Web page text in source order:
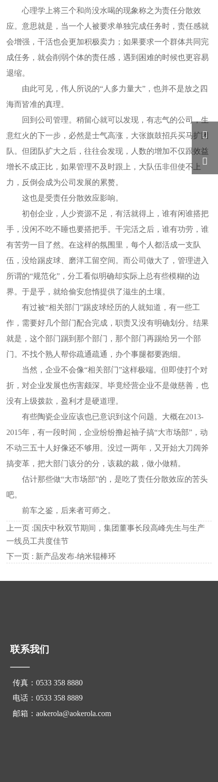
心理学上将三个和尚没水喝的现象称之为责任分散效
应。意思就是，当一个人被要求单独完成任务时，责任感就
会增强，干活也会更加积极卖力；如果要求一个群体共同完
成任务，就会削弱个体的责任感，遇到困难的时候也更容易
退缩。
由此可见，伟人所说的“人多力量大”，也并不是放之四
海而皆准的真理。
回到公司管理。稍留心就可以发现，有志气的公司，生
意红火的下一步，必然是士气高涨，大张旗鼓招兵买马扩团
队。但团队扩大之后，往往会发现，人数的增加不仅跟效益
增长不成正比，如果管理不及时跟上，大队伍非但使不上
力，反倒会成为公司发展的累赘。
这也是受责任分散效应影响。
初创企业，人少资源不足，有活就得上，谁有闲谁搭把
手，没闲不吃不睡也要搭把手。干完活之后，谁有功劳，谁
有苦劳一目了然。在这样的氛围里，每个人都活成一支队
伍，没给踢皮球、磨洋工留空间。而公司做大了，管理进入
所谓的“规范化”，分工看似明确却实际上总有些模糊的边
界。于是乎，就给偷安怠惰提供了滋生的土壤。
有过被“相关部门”踢皮球经历的人就知道，有一些工
作，需要好几个部门配合完成，职责又没有明确划分。结果
就是，这个部门踢到那个部门，那个部门再踢给另一个部
门。不找个熟人帮你疏通疏通，办个事腿都要跑细。
当然，企业不会像“相关部门”这样极端。但即使打个对
折，对企业发展也伤害颇深。毕竟经营企业不是做慈善，也
没有上级拨款，盈利才是硬道理。
有些陶瓷企业应该也已意识到这个问题。大概在2013-
2015年，有一段时间，企业纷纷撸起袖子搞“大市场部”，动
不动三五十人好像还不够用。没过一两年，又开始大刀阔斧
搞变革，把大部门该分的分，该裁的裁，做小做精。
估计那些做“大市场部”的，是吃了责任分散效应的苦头
吧。
前车之鉴，后来者可师之。
上一页 :国庆中秋双节期间，集团董事长段高峰先生与生产
一线员工共度佳节
下一页 : 新产品发布-纳米辊棒环
联系我们
——
传真：0533 358 8880
电话：0533 358 8889
邮箱：aokerola@aokerola.com

